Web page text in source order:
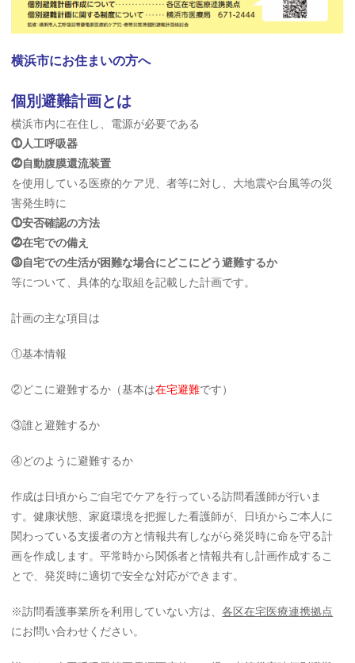
横浜市にお住まいの方へ
個別避難計画とは
横浜市内に在住し、電源が必要である
⓵人工呼吸器
⓶自動腹膜還流装置
を使用している医療的ケア児、者等に対し、大地震や台風等の災
害発生時に
⓵安否確認の方法
⓶在宅での備え
⓷自宅での生活が困難な場合にどこにどう避難するか
等について、具体的な取組を記載した計画です。
計画の主な項目は
①基本情報
②どこに避難するか（基本は在宅避難です）
③誰と避難するか
④どのように避難するか
作成は日頃からご自宅でケアを行っている訪問看護師が行いま
す。健康状態、家庭環境を把握した看護師が、日頃からご本人に
関わっている支援者の方と情報共有しながら発災時に命を守る計
画を作成します。平常時から関係者と情報共有し計画作成するこ
とで、発災時に適切で安全な対応ができます。
※訪問看護事業所を利用していない方は、各区在宅医療連携拠点
にお問い合わせください。